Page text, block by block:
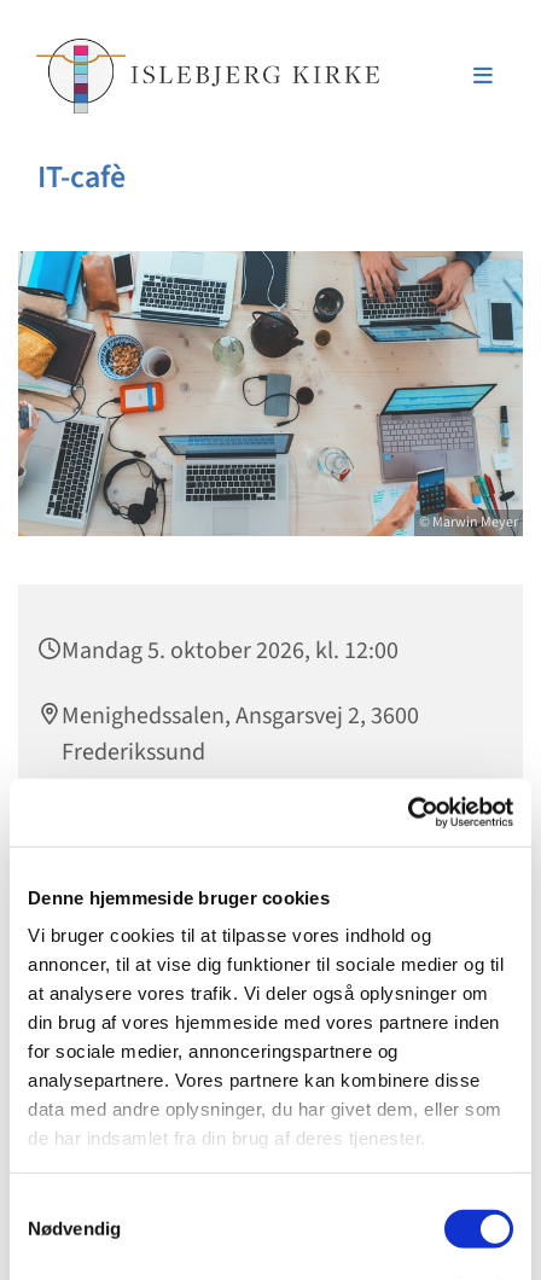
Denne hjemmeside bruger cookies
Vi bruger cookies til at tilpasse vores indhold og
annoncer, til at vise dig funktioner til sociale medier og til
at analysere vores trafik. Vi deler også oplysninger om
din brug af vores hjemmeside med vores partnere inden
for sociale medier, annonceringspartnere og
analysepartnere. Vores partnere kan kombinere disse
data med andre oplysninger, du har givet dem, eller som
de har indsamlet fra din brug af deres tjenester.
Nødvendig
IT-cafè
© Marwin Meyer
Mandag 5. oktober 2026, kl. 12:00
Menighedssalen, Ansgarsvej 2, 3600
Frederikssund